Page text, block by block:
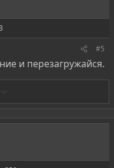
#5
и перезагружайся.
р
о